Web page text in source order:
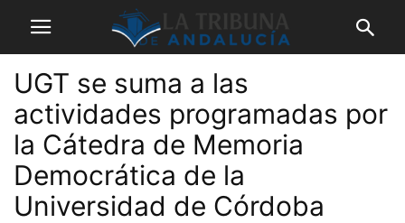
UGT se suma a las
actividades programadas por
la Cátedra de Memoria
Democrática de la
Universidad de Córdoba